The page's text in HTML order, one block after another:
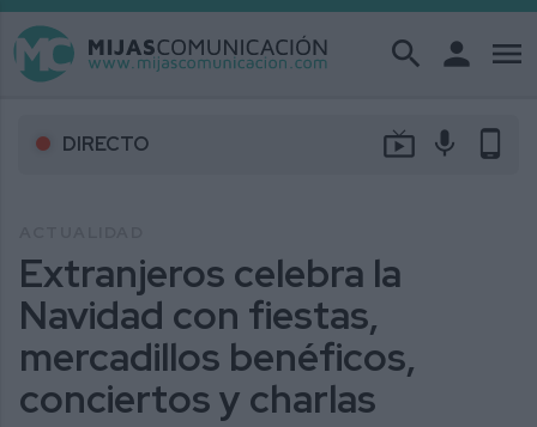
search person menu
DIRECTO live_tv mic phone_android
Extranjeros celebra la
Navidad con fiestas,
mercadillos benéficos,
conciertos y charlas